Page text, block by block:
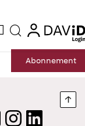
Suche login
Abonnement
Instagram
LinkedIn